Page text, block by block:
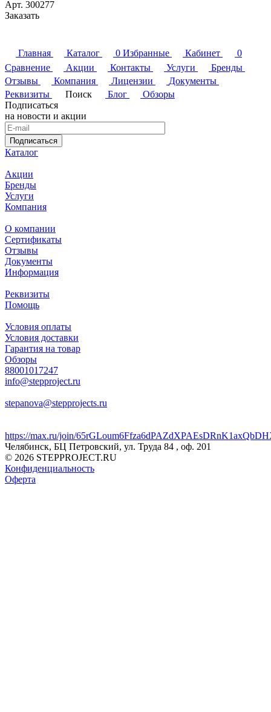
Арт. 300277
Заказать
Главная Каталог 0 Избранные Кабинет
0
Сравнение
Акции Контакты Услуги
Бренды
Отзывы
Компания Лицензии
Документы
Реквизиты
Поиск Блог
Обзоры
Подписаться
на новости и акции
Подписаться
Каталог
Акции
Бренды
Услуги
Компания
О компании
Сертификаты
Отзывы
Документы
Информация
Реквизиты
Помощь
Условия оплаты
Условия доставки
Гарантия на товар
Обзоры
88001017247
info@stepproject.ru
stepanova@stepprojects.ru
https://max.ru/join/
Челябинск, БЦ Петровский, ул. Труда 84 , оф. 201
© 2026 STEPPROJECT.RU
Конфиденциальность
Оферта